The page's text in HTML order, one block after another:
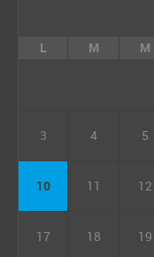
L M M
3 4 5
10 11 12
17 18 19